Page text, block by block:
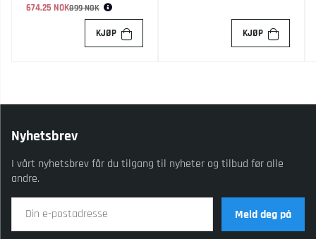
674.25 NOK
Vanlig pris:899 NOK
KJØP KJØP
Nyhetsbrev
I vårt nyhetsbrev får du tilgang til nyheter og tilbud før alle
andre.
Meld deg på